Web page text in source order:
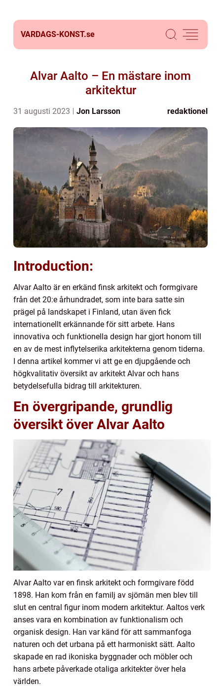
VARDAGS-KONST.se
Alvar Aalto – En mästare inom
arkitektur
31 augusti 2023 Jon Larsson redaktionel
Introduction:
Alvar Aalto är en erkänd finsk arkitekt och formgivare
från det 20:e århundradet, som inte bara satte sin
prägel på landskapet i Finland, utan även fick
internationellt erkännande för sitt arbete. Hans
innovativa och funktionella design har gjort honom till
en av de mest inflytelserika arkitekterna genom tiderna.
I denna artikel kommer vi att ge en djupgående och
högkvalitativ översikt av arkitekt Alvar och hans
betydelsefulla bidrag till arkitekturen.
En övergripande, grundlig
översikt över Alvar Aalto
Alvar Aalto var en finsk arkitekt och formgivare född
1898. Han kom från en familj av sjömän men blev till
slut en central figur inom modern arkitektur. Aaltos verk
anses vara en kombination av funktionalism och
organisk design. Han var känd för att sammanfoga
naturen och det urbana på ett harmoniskt sätt. Aalto
skapade en rad ikoniska byggnader och möbler och
hans arbete påverkade otaliga arkitekter över hela
världen.